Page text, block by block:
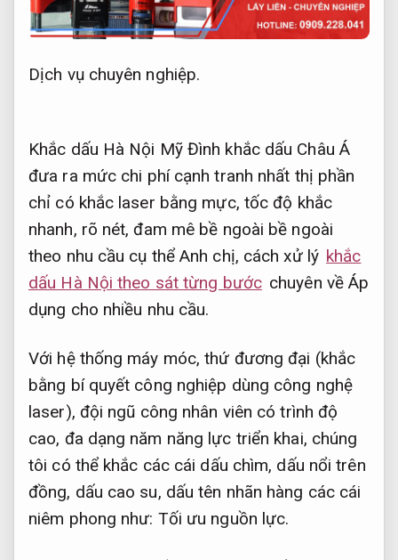
Dịch vụ chuyên nghiệp.
Khắc dấu Hà Nội Mỹ Đình khắc dấu Châu Á
đưa ra mức chi phí cạnh tranh nhất thị phần
chỉ có khắc laser bằng mực, tốc độ khắc
nhanh, rõ nét, đam mê bề ngoài bề ngoài
theo nhu cầu cụ thể Anh chị, cách xử lý khắc
dấu Hà Nội theo sát từng bước chuyên vềÁp
dụng cho nhiều nhu cầu.
Với hệ thống máy móc, thứ đương đại (khắc
bằng bí quyết công nghiệp dùng công nghệ
laser), đội ngũ công nhân viên có trình độ
cao, đa dạng năm năng lực triển khai, chúng
tôi có thể khắc các cái dấu chìm, dấu nổi trên
đồng, dấu cao su, dấu tên nhãn hàng các cái
niêm phong như: Tối ưu nguồn lực.